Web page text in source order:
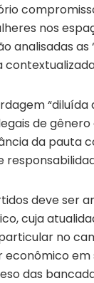
nos
as
“diluída
de
da pauta
deve ser
cuja
no
das